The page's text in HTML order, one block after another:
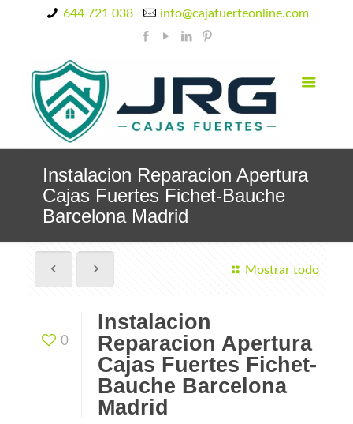
644 721 038 info@cajafuerteonline.com
Instalacion Reparacion Apertura
Cajas Fuertes Fichet-Bauche
Barcelona Madrid
Mostrar todo
0
Instalacion
Reparacion Apertura
Cajas Fuertes Fichet-
Bauche Barcelona
Madrid